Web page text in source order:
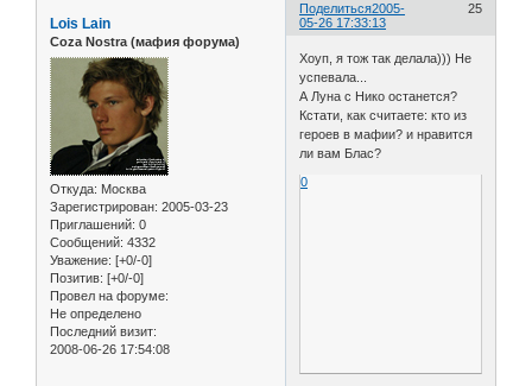
Поделиться 25
2005-
05-26 17:33:13
Lois Lain
Coza Nostra (мафия форума)
Откуда: Москва
Зарегистрирован: 2005-03-23
Приглашений: 0
Сообщений: 4332
Уважение: [+0/-0]
Позитив: [+0/-0]
Провел на форуме:
Не определено
Последний визит:
2008-06-26 17:54:08
Хоуп, я тож так делала))) Не
успевала...
А Луна с Нико останется?
Кстати, как считаете: кто из
героев в мафии? и нравится
ли вам Блас?
0